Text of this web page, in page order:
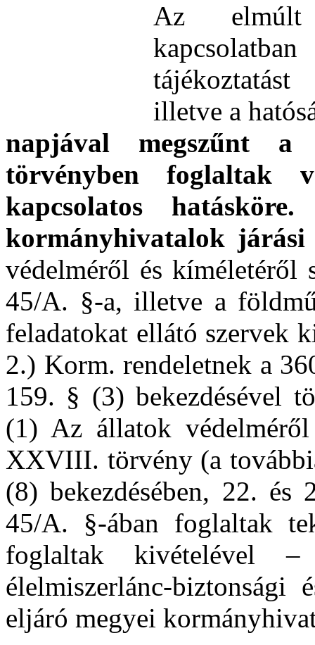
Az elmúlt
illetve a
napjával megszűnt a
törvényben foglaltak
kapcsolatos
kormányhivatalok
védelméről és
45/A. §-a, illetve a
feladatokat ellátó szervek
2.) Korm. rendeletnek a
159. § (3) bekezdésével
(1) Az állatok
XXVIII. törvény (a
(8) bekezdésében, 22. és
45/A. §-ában foglaltak
foglaltak kivételével –
élelmiszerlánc-biztonsági
eljáró megyei